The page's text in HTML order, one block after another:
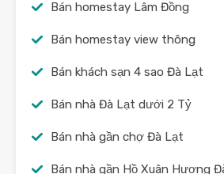
Bán homestay Lâm Đồng
Bán homestay view thông
Bán khách sạn 4 sao Đà Lạt
Bán nhà Đà Lạt dưới 2 Tỷ
Bán nhà gần chợ Đà Lạt
Bán nhà gần Hồ Xuân Hương